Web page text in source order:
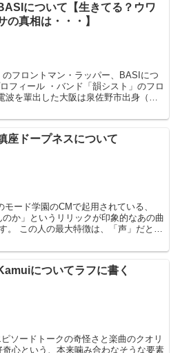
について【生きてる？ウワ
の真相は・・・】
フロントマン・ラッパー、BASIにつ
フィール ・バンド「韻シスト」のフロ
を輩出した大阪は泉佐野市出身（ふ
座ドープネスについて
ード学園のCMで起用されている、
のか」というリリックが印象的なあの曲
。 この人の最大特徴は、「声」だと思
についてラフに書く
ソードトークの奇怪さと楽曲のクオリ
心という、本来噛み合わなそうな要素